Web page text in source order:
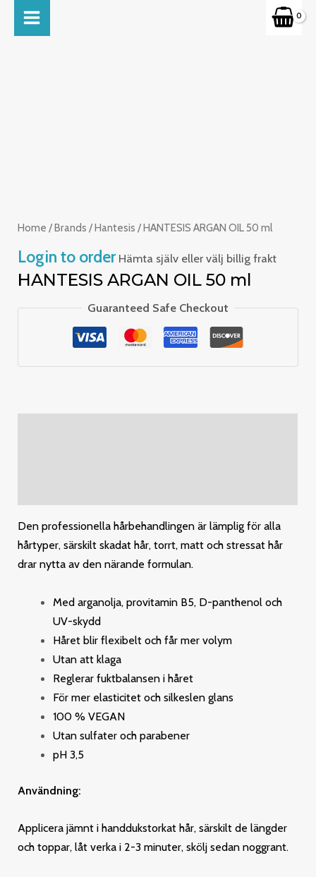
MAIN
Home /Brands /Hantesis / HANTESIS ARGAN OIL 50 ml
Login to order Hämta själv eller välj billig frakt
HANTESIS ARGAN OIL 50 ml
Guaranteed Safe Checkout
Den professionella hårbehandlingen är lämplig för alla
hårtyper, särskilt skadat hår,torrt, matt och stressat hår
drar nytta av den närande formulan.
Med arganolja, provitamin B5, D-panthenol och
UV-skydd
Håret blir flexibelt och får mer volym
Utan att klaga
Reglerar fuktbalansen i håret
För mer elasticitet och silkeslen glans
100 % VEGAN
Utan sulfater och parabener
pH 3,5
Användning:
Applicera jämnt i handdukstorkat hår, särskilt delängder
och toppar, låt verka i 2-3 minuter,skölj sedan noggrant.